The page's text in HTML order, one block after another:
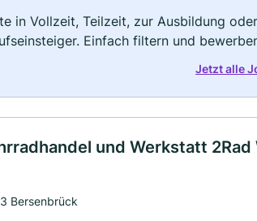
in Vollzeit, Teilzeit, zur Ausbildung
Einfach filtern und
Jetzt alle
und Werkstatt 2Rad
Bersenbrück